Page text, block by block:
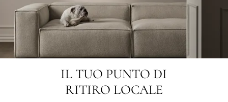
IL TUO PUNTO DI
RITIRO LOCALE